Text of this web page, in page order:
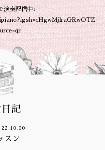
演奏配信中↓
記
22:10:00
スン